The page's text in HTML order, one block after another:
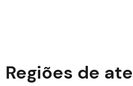
Regiões de